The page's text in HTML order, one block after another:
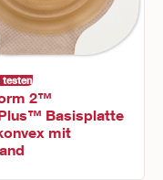
testen
2™
Basisplatte
mit